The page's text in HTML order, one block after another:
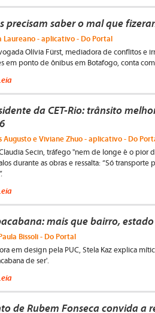
precisam saber o mal que
Laureano - aplicativo - Do Portal
Olívia Fürst, mediadora de conflitos e
em ponto de ônibus em Botafogo, conta
da CET-Rio: trânsito
Augusto e Viviane Zhuo - aplicativo - Do
Secin, tráfego "nem de longe é o pior
durante as obras e ressalta: “Só
mais que bairro,
Bissoli - Do Portal
em design pela PUC, Stela Kaz explica
de ser'.
de Rubem Fonseca convida a